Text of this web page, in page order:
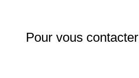
Pour vous contacter